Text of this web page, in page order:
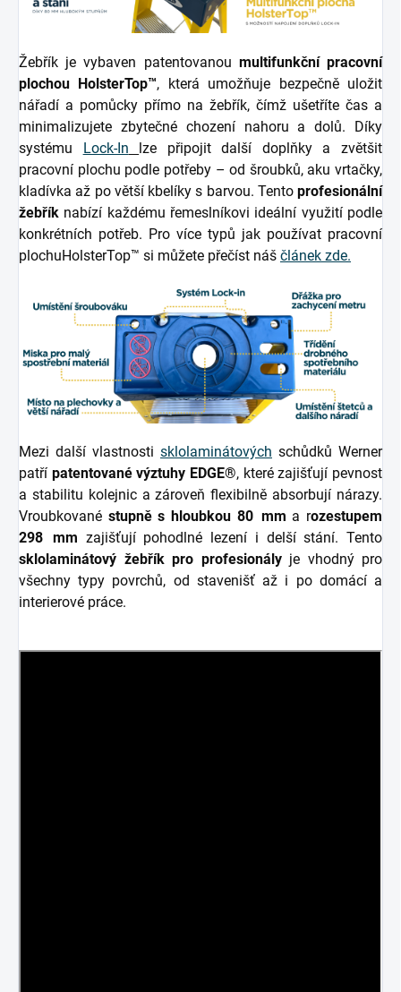
Žebřík je vybaven patentovanou multifunkční pracovní
plochou HolsterTop™, která umožňuje bezpečně uložit
nářadí a pomůcky přímo na žebřík, čímž ušetříte čas a
minimalizujete zbytečné chození nahoru a dolů. Díky
systému
Lock-In
lze připojit další doplňky a zvětšit
pracovní plochu podle potřeby – od šroubků, aku vrtačky,
kladívka až po větší kbelíky s barvou. Tento profesionální
žebřík nabízí každému řemeslníkovi ideální využití podle
konkrétních potřeb. Pro více typů jak používat pracovní
plochuHolsterTop™ si můžete přečíst náš článek zde.
Mezi další vlastnosti sklolaminátových schůdků Werner
patří patentované výztuhy EDGE®, které zajišťují pevnost
a stabilitu kolejnic a zároveň flexibilně absorbují nárazy.
Vroubkované stupně s hloubkou 80 mm a rozestupem
298 mm zajišťují pohodlné lezení i delší stání. Tento
sklolaminátový žebřík pro profesionályje vhodný pro
všechny typy povrchů, od stavenišť až i po domácí a
interierové práce.